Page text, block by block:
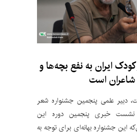
ایران به نفع بچه‌ها و
شاعران است
دبیر علمی پنجمین جشنواره شعر
نشست خبری پنجمین دوره این
این جشنواره بهانه‌ای برای توجه به